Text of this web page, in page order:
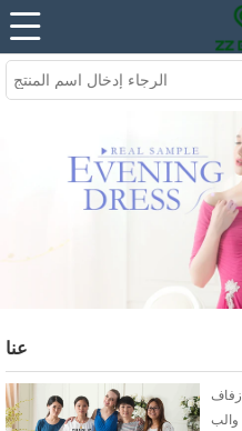
عنا
زفاف Huameiyueاللباس المحدودة هي عبارة عن